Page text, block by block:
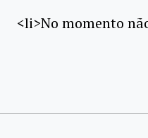
<li>No momento